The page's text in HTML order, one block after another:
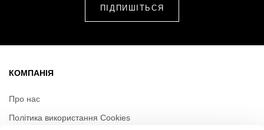
КОМПАНІЯ
Про нас
Політика використання Cookies